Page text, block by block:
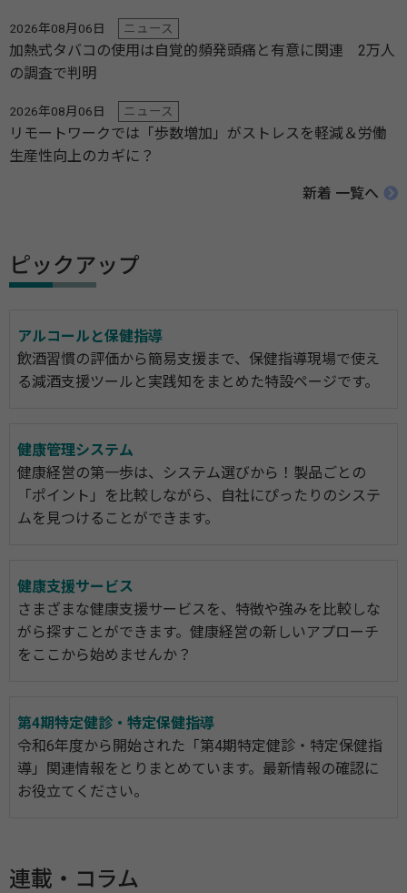
2026年08月06日 ニュース
加熱式タバコの使用は自覚的頻発頭痛と有意に関連 2万人
の調査で判明
2026年08月06日 ニュース
リモートワークでは「歩数増加」がストレスを軽減＆労働
生産性向上のカギに？
新着 一覧へ
ピックアップ
アルコールと保健指導
飲酒習慣の評価から簡易支援まで、保健指導現場で使え
る減酒支援ツールと実践知をまとめた特設ページです。
健康管理システム
健康経営の第一歩は、システム選びから！製品ごとの
「ポイント」を比較しながら、自社にぴったりのシステ
ムを見つけることができます。
健康支援サービス
さまざまな健康支援サービスを、特徴や強みを比較しな
がら探すことができます。健康経営の新しいアプローチ
をここから始めませんか？
第4期特定健診・特定保健指導
令和6年度から開始された「第4期特定健診・特定保健指
導」関連情報をとりまとめています。最新情報の確認に
お役立てください。
連載・コラム